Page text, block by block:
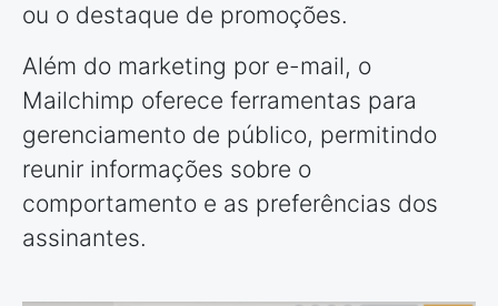
ou o destaque de promoções.
Além do marketing por e-mail, o
Mailchimp oferece ferramentas para
gerenciamento de público, permitindo
reunir informações sobre o
comportamento e as preferências dos
assinantes.